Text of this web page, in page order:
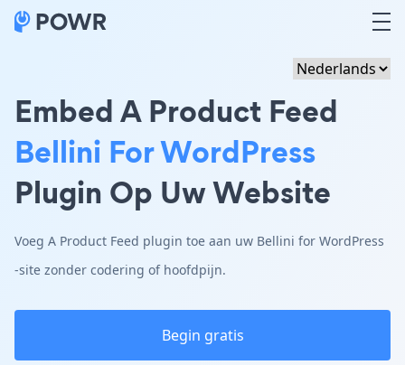
Embed A Product Feed
Bellini For WordPress
Plugin Op Uw Website
Voeg A Product Feed plugin toe aan uw Bellini for WordPress
-site zonder codering of hoofdpijn.
Begin gratis